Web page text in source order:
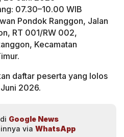
07.30–10.00 WIB
Pondok Ranggon, Jalan
RT 001/RW 002,
Kecamatan
daftar peserta yang lolos
2026.
Google News
via WhatsApp